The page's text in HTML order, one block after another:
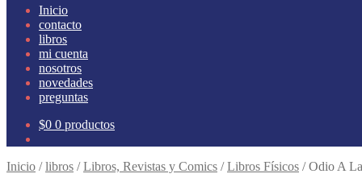
Inicio
contacto
libros
mi cuenta
nosotros
novedades
preguntas
$0 0 productos
Inicio /libros /Libros, Revistas y Comics /Libros Físicos /Odio A